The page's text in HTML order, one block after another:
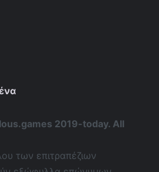
2019-today. All
των επιτραπέζιων